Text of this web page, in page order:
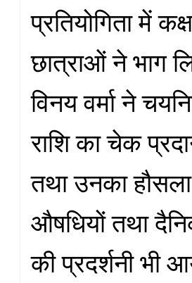
प्रतियोगिता में
छात्राओं ने भाग
विनय वर्मा ने
राशि का चेक
तथा उनका
औषधियों तथा
की प्रदर्शनी भी